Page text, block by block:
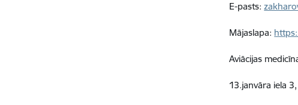
E-pasts:
Mājaslapa:
Aviācijas
13.janvāra iela